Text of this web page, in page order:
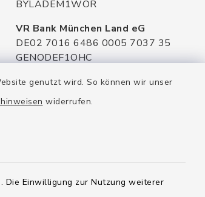
genutzt wird. So können wir unser
widerrufen.
Die Einwilligung zur Nutzung weiterer
BYLADEM1WOR
VR Bank München Land eG
DE02 7016 6486 0005 7037 35
GENODEF1OHC
Raiffeisenbank Isar Loisachtal eG
DE92 7016 9543 0001 0005 00
HYVEDEMMXXX